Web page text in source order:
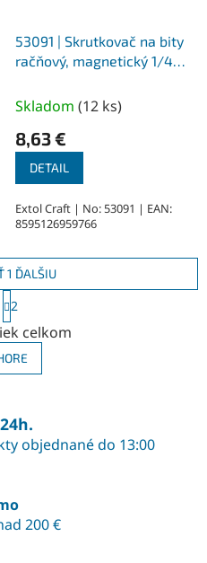
53091 | Skrutkovač na bity
račňový, magnetický 1/4"
Skladom (12 ks)
8,63 €
DETAIL
Extol Craft | No: 53091 | EAN:
8595126959766
O
v
l
á
c
i
e
v
k
1 ĎALŠIU
S
t
r
á
n
k
a
n
i
2
celkom
objednané do 13:00
200 €